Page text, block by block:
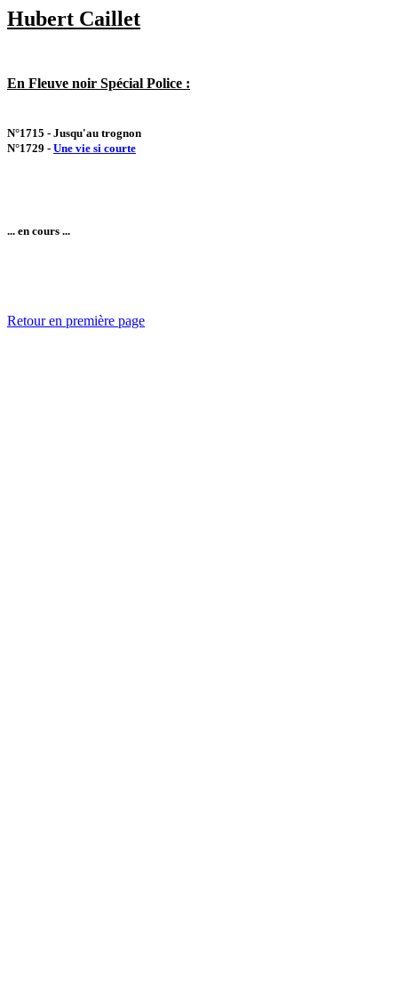
Hubert Caillet
En Fleuve noir Spécial Police :
N°1715 - Jusqu'au trognon
N°1729 - Une vie si courte
... en cours ...
Retour en première page